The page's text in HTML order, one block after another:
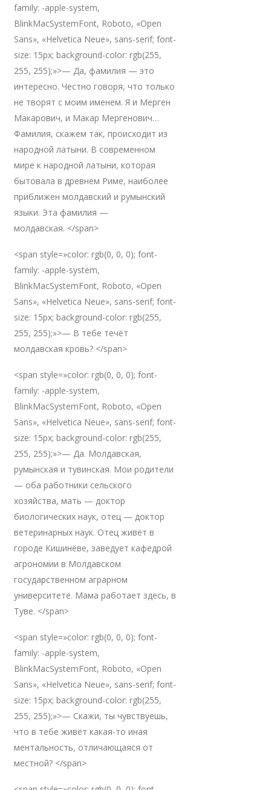
family: -apple-system,
BlinkMacSystemFont, Roboto, «Open
Sans», «Helvetica Neue», sans-serif; font-
size: 15px; background-color: rgb(255,
255, 255);»>— Да, фамилия — это
интересно. Честно говоря, что только
не творят с моим именем. Я и Мерген
Макарович, и Макар Мергенович…
Фамилия, скажем так, происходит из
народной латыни. В современном
мире к народной латыни, которая
бытовала в древнем Риме, наиболее
приближен молдавский и румынский
языки. Эта фамилия —
молдавская. </span>
<span style=»color: rgb(0, 0, 0); font-
family: -apple-system,
BlinkMacSystemFont, Roboto, «Open
Sans», «Helvetica Neue», sans-serif; font-
size: 15px; background-color: rgb(255,
255, 255);»>— В тебе течёт
молдавская кровь? </span>
<span style=»color: rgb(0, 0, 0); font-
family: -apple-system,
BlinkMacSystemFont, Roboto, «Open
Sans», «Helvetica Neue», sans-serif; font-
size: 15px; background-color: rgb(255,
255, 255);»>— Да. Молдавская,
румынская и тувинская. Мои родители
— оба работники сельского
хозяйства, мать — доктор
биологических наук, отец — доктор
ветеринарных наук. Отец живёт в
городе Кишинёве, заведует кафедрой
агрономии в Молдавском
государственном аграрном
университете. Мама работает здесь, в
Туве. </span>
<span style=»color: rgb(0, 0, 0); font-
family: -apple-system,
BlinkMacSystemFont, Roboto, «Open
Sans», «Helvetica Neue», sans-serif; font-
size: 15px; background-color: rgb(255,
255, 255);»>— Скажи, ты чувствуешь,
что в тебе живёт какая-то иная
ментальность, отличающаяся от
местной? </span>